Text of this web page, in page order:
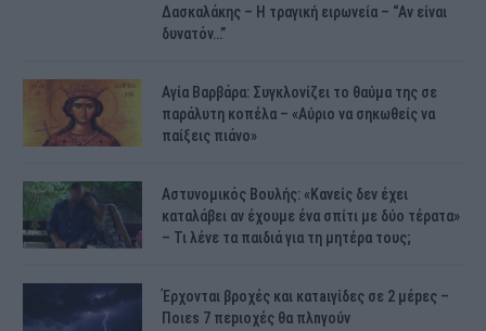
Δασκαλάκης – Η τραγική ειρωνεία – “Αν είναι
δυνατόν…”
Αγία Βαρβάρα: Συγκλονίζει το θαύμα της σε
παράλυτη κοπέλα – «Αύριο να σηκωθείς να
παίξεις πιάνο»
Αστυνομικός Bουλής: «Κανείς δεν έχει
καταλάβει αν έχουμε ένα σπίτι με δύο τέρατα»
– Τι λένε τα παιδιά για τη μητέρα τους;
Έρχονται βροχές και κατaιγίδες σε 2 μέpες –
Ποιεs 7 πεpιοχές θα πλnγούν